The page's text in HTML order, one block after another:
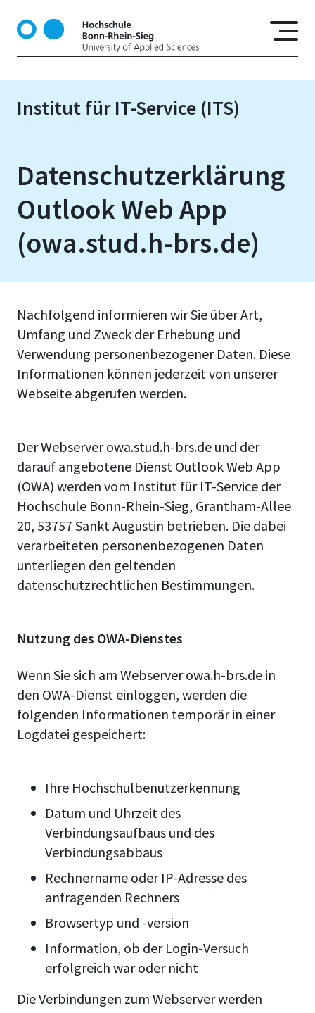
k
Institut für IT-Service (ITS)
Datenschutzerklärung
Outlook Web App
(owa.stud.h-brs.de)
Nachfolgend informieren wir Sie über Art,
Umfang und Zweck der Erhebung und
Verwendung personenbezogener Daten. Diese
Informationen können jederzeit von unserer
Webseite abgerufen werden.
Der Webserver owa.stud.h-brs.de und der
darauf angebotene Dienst Outlook Web App
(OWA) werden vom Institut für IT-Service der
Hochschule Bonn-Rhein-Sieg, Grantham-Allee
20, 53757 Sankt Augustin betrieben. Die dabei
verarbeiteten personenbezogenen Daten
unterliegen den geltenden
datenschutzrechtlichen Bestimmungen.
Nutzung des OWA-Dienstes
Wenn Sie sich am Webserver owa.h-brs.de in
den OWA-Dienst einloggen, werden die
folgenden Informationen temporär in einer
Logdatei gespeichert:
Ihre Hochschulbenutzerkennung
Datum und Uhrzeit des
Verbindungsaufbaus und des
Verbindungsabbaus
Rechnername oder IP-Adresse des
anfragenden Rechners
Browsertyp und -version
Information, ob der Login-Versuch
erfolgreich war oder nicht
Die Verbindungen zum Webserver werden